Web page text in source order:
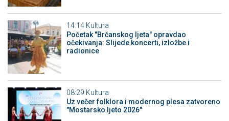
14:14 Kultura
Početak "Brčanskog ljeta" opravdao
očekivanja: Slijede koncerti, izložbe i
radionice
08:29 Kultura
Uz večer folklora i modernog plesa zatvoreno
"Mostarsko ljeto 2026"